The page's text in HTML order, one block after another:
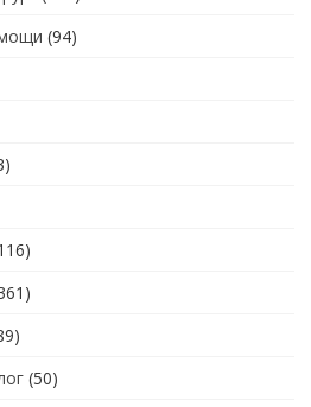
(94)
(50)